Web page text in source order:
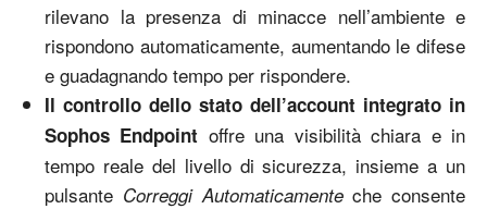
rilevano la presenza di minacce nell’ambiente e
rispondono automaticamente, aumentando le difese
e guadagnando tempo per rispondere.
Il controllo dello stato dell’account integrato in
Sophos Endpoint offre una visibilità chiara e in
tempo reale del livello di sicurezza, insieme a un
pulsante Correggi Automaticamenteche consente